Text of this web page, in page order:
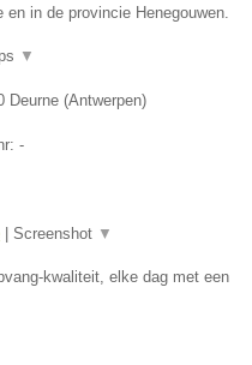
in de provincie Henegouwen.
▼
Deurne (Antwerpen)
-
| Screenshot ▼
kwaliteit, elke dag met een